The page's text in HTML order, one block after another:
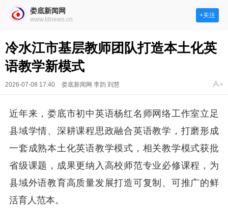
娄底新闻网
www.ldnews.cn
+关注
冷水江市基层教师团队打造本土化英
语教学新模式
2026-07-08 17:40 娄底新闻网 李韵 刘慧
近年来，娄底市初中英语杨红名师网络工作室立足
县域学情、深耕课程思政融合英语教学，打磨形成
一套成熟本土化英语教学模式，相关教学模式获批
省级课题，成果更纳入高校师范专业必修课程，为
县域外语教育高质量发展打造可复制、可推广的鲜
活育人范本。